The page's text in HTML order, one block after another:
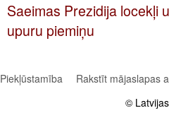
Saeimas Prezidija locekļi
upuru piemiņu
Piekļūstamība
Rakstīt mājaslapas
©